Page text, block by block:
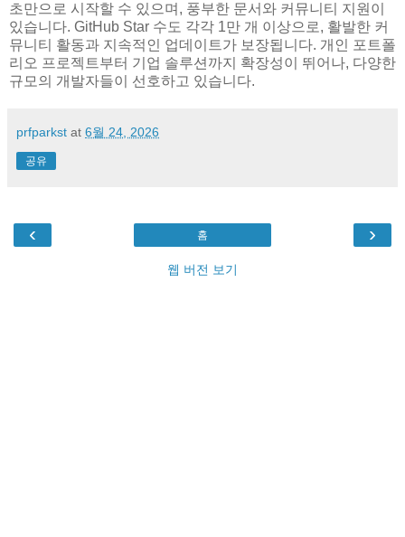
초만으로 시작할 수 있으며, 풍부한 문서와 커뮤니티 지원이
있습니다. GitHub Star 수도 각각 1만 개 이상으로, 활발한 커
뮤니티 활동과 지속적인 업데이트가 보장됩니다. 개인 포트폴
리오 프로젝트부터 기업 솔루션까지 확장성이 뛰어나, 다양한
규모의 개발자들이 선호하고 있습니다.
prfparkst at 6월 24, 2026
공유
‹ ›
홈
웹 버전 보기